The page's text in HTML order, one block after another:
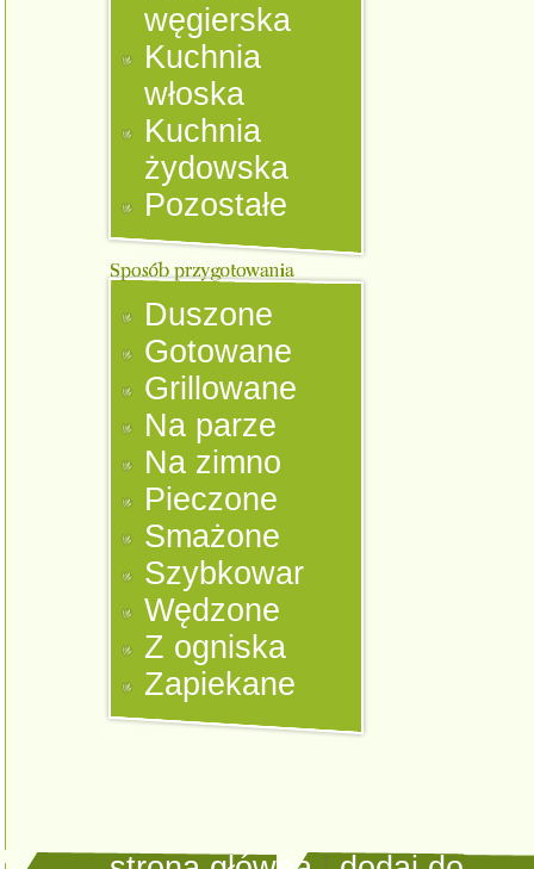
węgierska
Kuchnia
włoska
Kuchnia
żydowska
Pozostałe
Duszone
Gotowane
Grillowane
Na parze
Na zimno
Pieczone
Smażone
Szybkowar
Wędzone
Z ogniska
Zapiekane